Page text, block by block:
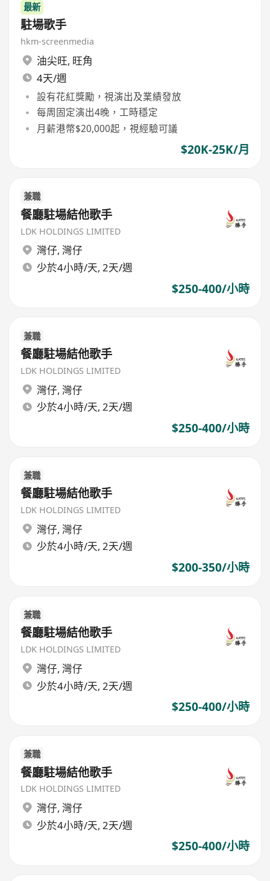
最新
駐場歌手
hkm-screenmedia
油尖旺, 旺角
4天/週
設有花紅獎勵，視演出及業績發放
每周固定演出4晚，工時穩定
月薪港幣$20,000起，視經驗可議
$20K-25K/月
兼職
餐廳駐場結他歌手
LDK HOLDINGS LIMITED
灣仔, 灣仔
少於4小時/天, 2天/週
$250-400/小時
兼職
餐廳駐場結他歌手
LDK HOLDINGS LIMITED
灣仔, 灣仔
少於4小時/天, 2天/週
$250-400/小時
兼職
餐廳駐場結他歌手
LDK HOLDINGS LIMITED
灣仔, 灣仔
少於4小時/天, 2天/週
$200-350/小時
兼職
餐廳駐場結他歌手
LDK HOLDINGS LIMITED
灣仔, 灣仔
少於4小時/天, 2天/週
$250-400/小時
兼職
餐廳駐場結他歌手
LDK HOLDINGS LIMITED
灣仔, 灣仔
少於4小時/天, 2天/週
$250-400/小時